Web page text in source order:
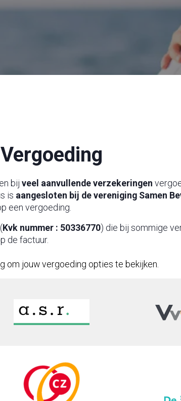
Vergoeding
bij veel aanvullende verzekeringen
is aangesloten bij de vereniging Samen
een vergoeding.
Kvk nummer : 50336770) die bij sommige
de factuur.
om jouw vergoeding opties te bekijken.